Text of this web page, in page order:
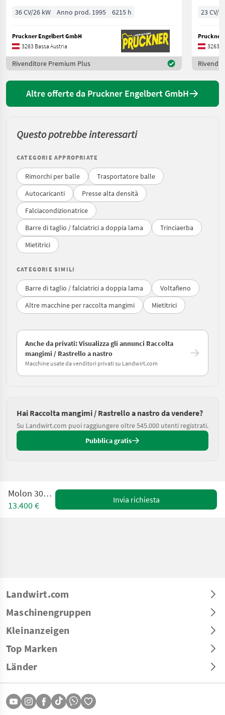
36 CV/26 kW Anno prod. 1995 6215 h
Pruckner Engelbert GmbH
3263 Bassa Austria
Rivenditore Premium Plus
23 CV/
Pruckner
3263
Altre offerte da Pruckner Engelbert GmbH
Questo potrebbe interessarti
CATEGORIE APPROPRIATE
Rimorchi per balle
Trasportatore balle
Autocaricanti
Presse alta densità
Falciacondizionatrice
Barre di taglio / falciatrici a doppia lama
Trinciaerba
Mietitrici
CATEGORIE SIMILI
Barre di taglio / falciatrici a doppia lama
Voltafieno
Altre macchine per raccolta mangimi
Mietitrici
Anche da privati: Visualizza gli annunci Raccolta
mangimi / Rastrello a nastro
Macchine usate da venditori privati su Landwirt.com
Hai Raccolta mangimi / Rastrello a nastro da vendere?
Su Landwirt.com puoi raggiungere oltre 545.000 utenti registrati.
Pubblica gratis
Molon 300/6 Pro
13.400 €
Invia richiesta
Landwirt.com
Maschinengruppen
Kleinanzeigen
Top Marken
Länder